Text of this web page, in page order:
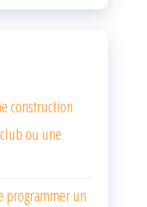
construction
ou une
programmer un